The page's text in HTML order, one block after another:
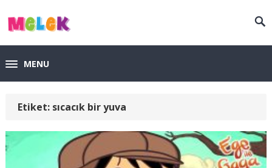
MENU
Etiket: sıcacık bir yuva